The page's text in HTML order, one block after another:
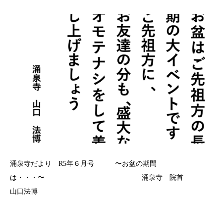
涌泉寺だより R5年６月号 〜お盆の期間
は・・・〜 涌泉寺 院首
山口法博